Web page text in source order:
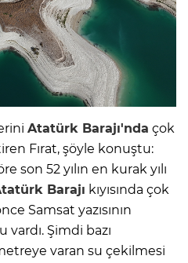
Atatürk Barajı'nda çok
Fırat, şöyle konuştu:
son 52 yılın en kurak yılı
Barajı kıyısında çok
Samsat yazısının
Şimdi bazı
varan su çekilmesi